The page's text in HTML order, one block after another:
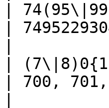
|
|
|
| 700,